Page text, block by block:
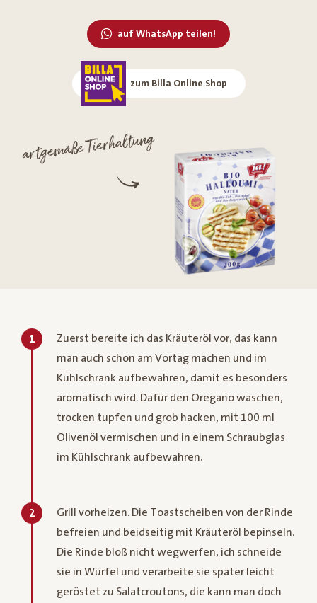
auf WhatsApp teilen!
zum Billa Online Shop
artgemäße Tierhaltung
1
Zuerst bereite ich das Kräuteröl vor, das kann
man auch schon am Vortag machen und im
Kühlschrank aufbewahren, damit es besonders
aromatisch wird. Dafür den Oregano waschen,
trocken tupfen und grob hacken, mit 100 ml
Olivenöl vermischen und in einem Schraubglas
im Kühlschrank aufbewahren.
2
Grill vorheizen. Die Toastscheiben von der Rinde
befreien und beidseitig mit Kräuteröl bepinseln.
Die Rinde bloß nicht wegwerfen, ich schneide
sie in Würfel und verarbeite sie später leicht
geröstet zu Salatcroutons, die kann man doch